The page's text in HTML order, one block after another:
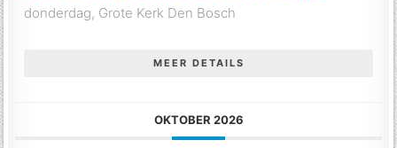
donderdag, Grote Kerk Den Bosch
MEER DETAILS
OKTOBER 2026